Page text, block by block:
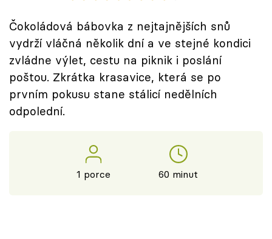
Přihlášení
Sledujte nás
Čokoládová bábovka z nejtajnějších snů
vydrží vláčná několik dní a ve stejné kondici
zvládne výlet, cestu na piknik i poslání
poštou. Zkrátka krasavice, která se po
prvním pokusu stane stálicí nedělních
odpolední.
1 porce 60 minut